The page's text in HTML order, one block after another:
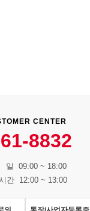
CENTER
8832
09:00 ~ 18:00
간 12:00 ~ 13:00